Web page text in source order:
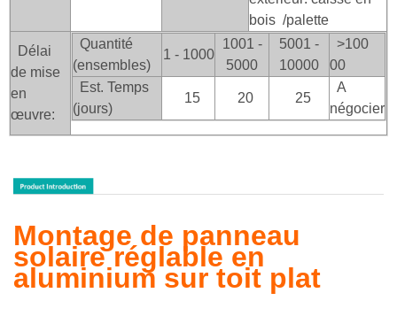
bois /palette
Délai
de mise
en
œuvre:
Quantité
(ensembles)
1 - 1000
1001 -
5000
5001 -
10000
>100
00
Est. Temps
(jours)
15 20 25
A
négocier
Montage de panneau
solaire réglable en
aluminium sur toit plat